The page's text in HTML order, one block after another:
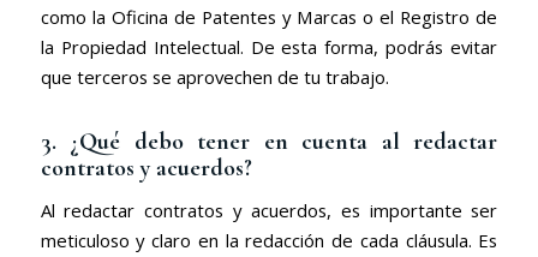
como la Oficina de Patentes y Marcas o el Registro de
la Propiedad Intelectual. De esta forma, podrás evitar
que terceros se aprovechen de tu trabajo.
3. ¿Qué debo tener en cuenta al redactar
contratos y acuerdos?
Al redactar contratos y acuerdos, es importante ser
meticuloso y claro en la redacción de cada cláusula. Es